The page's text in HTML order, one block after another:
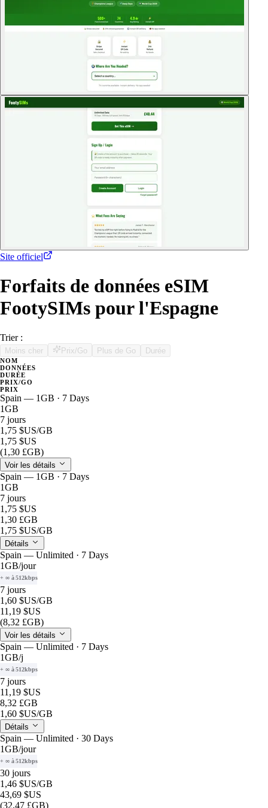
Site officiel
Forfaits de données eSIM
FootySIMs pour l'Espagne
Trier :
Moins cher Prix/Go Plus de Go Durée
NOM
DONNÉES
DURÉE
PRIX/GO
PRIX
Spain — 1GB · 7 Days
1GB
7 jours
1,75 $US/GB
1,75 $US
(1,30 £GB)
Voir les détails
Spain — 1GB · 7 Days
1GB
7 jours
1,75 $US
1,30 £GB
1,75 $US/GB
Détails
Spain — Unlimited · 7 Days
1GB/jour
+ ∞ à 512kbps
7 jours
1,60 $US/GB
11,19 $US
(8,32 £GB)
Voir les détails
Spain — Unlimited · 7 Days
1GB/j
+ ∞ à 512kbps
7 jours
11,19 $US
8,32 £GB
1,60 $US/GB
Détails
Spain — Unlimited · 30 Days
1GB/jour
+ ∞ à 512kbps
30 jours
1,46 $US/GB
43,69 $US
(32,47 £GB)